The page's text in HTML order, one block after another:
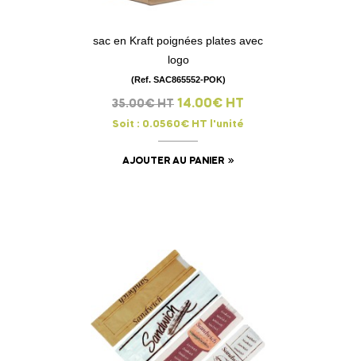
sac en Kraft poignées plates avec
logo
(Ref. SAC865552-POK)
35.00€ HT 14.00€ HT
Soit : 0.0560€ HT l'unité
AJOUTER AU PANIER